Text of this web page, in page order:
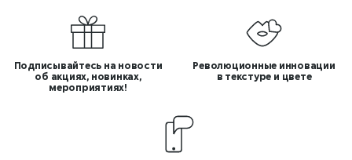
Подписывайтесь на новости
об акциях, новинках,
мероприятиях!
Революционные инновации
в текстуре и цвете